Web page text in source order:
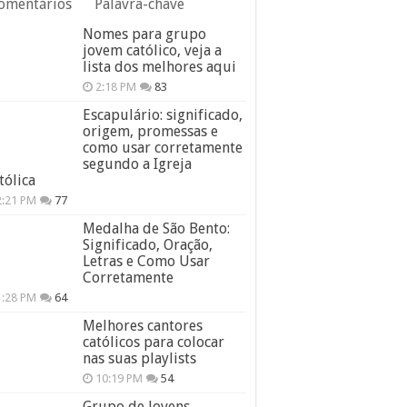
Palavra-chave
Nomes para grupo
jovem católico, veja a
lista dos melhores aqui
2:18 PM 83
Escapulário: significado,
origem, promessas e
como usar corretamente
segundo a Igreja
PM 77
Medalha de São Bento:
Significado, Oração,
Letras e Como Usar
Corretamente
PM 64
Melhores cantores
católicos para colocar
nas suas playlists
10:19 PM 54